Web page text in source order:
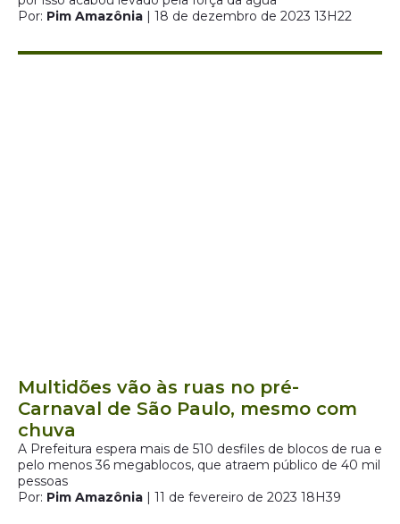
Por: Pim Amazônia | 18 de dezembro de 2023 13H22
Multidões vão às ruas no pré-
Carnaval de São Paulo, mesmo com
chuva
A Prefeitura espera mais de 510 desfiles de blocos de rua e
pelo menos 36 megablocos, que atraem público de 40 mil
pessoas
Por: Pim Amazônia | 11 de fevereiro de 2023 18H39